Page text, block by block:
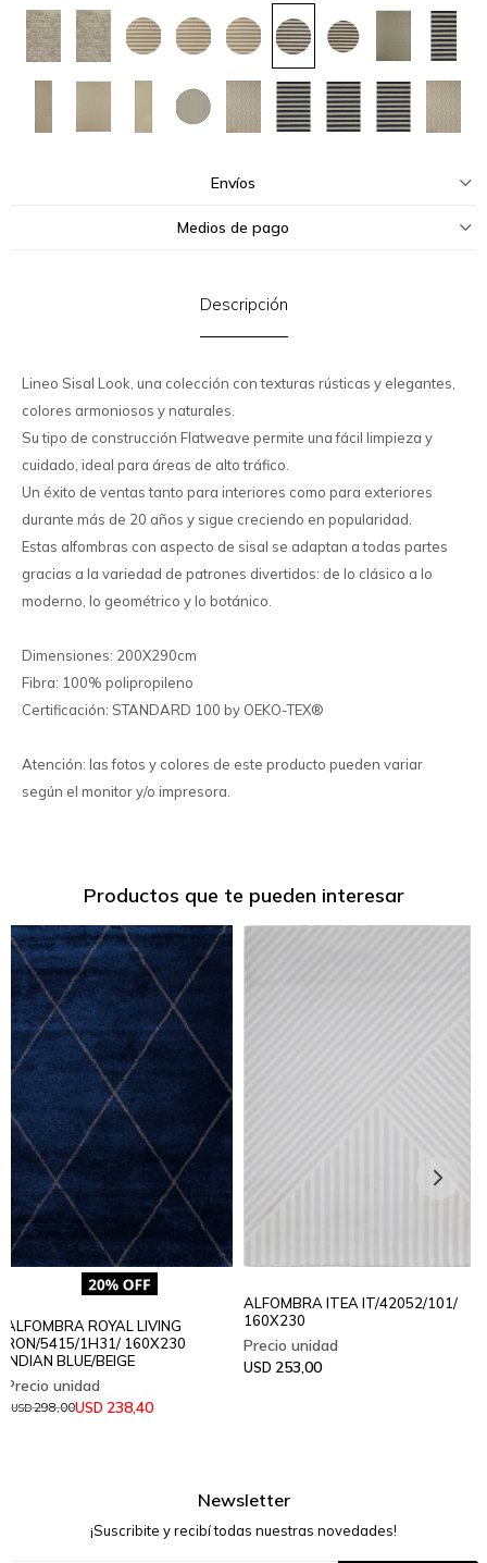
Envíos
Medios de pago
Descripción
Lineo Sisal Look, una colección con texturas rústicas y elegantes,
colores armoniosos y naturales.
Su tipo de construcción Flatweave permite una fácil limpieza y
cuidado, ideal para áreas de alto tráfico.
Un éxito de ventas tanto para interiores como para exteriores
durante más de 20 años y sigue creciendo en popularidad.
Estas alfombras con aspecto de sisal se adaptan a todas partes
gracias a la variedad de patrones divertidos: de lo clásico a lo
moderno, lo geométrico y lo botánico.
Dimensiones: 200X290cm
Fibra: 100% polipropileno
Certificación: STANDARD 100 by OEKO-TEX®
Atención: las fotos y colores de este producto pueden variar
según el monitor y/o impresora.
Productos que te pueden interesar
ALFOMBRA ROYAL LIVING
RON/5415/1H31/ 160X230
INDIAN BLUE/BEIGE
USD 238,40
USD298,00
ALFOMBRA ITEA IT/42052/101/
160X230
USD 253,00
Newsletter
¡Suscribite y recibí todas nuestras novedades!